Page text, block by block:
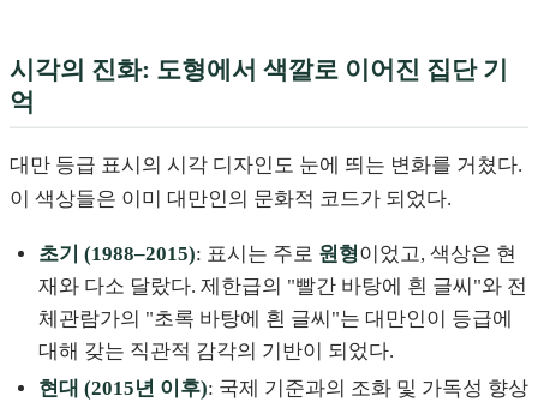
시각의 진화: 도형에서 색깔로 이어진 집단 기
억
대만 등급 표시의 시각 디자인도 눈에 띄는 변화를 거쳤다.
이 색상들은 이미 대만인의 문화적 코드가 되었다.
초기 (1988–2015): 표시는 주로 원형이었고, 색상은 현
재와 다소 달랐다. 제한급의 "빨간 바탕에 흰 글씨"와 전
체관람가의 "초록 바탕에 흰 글씨"는 대만인이 등급에
대해 갖는 직관적 감각의 기반이 되었다.
현대 (2015년 이후): 국제 기준과의 조화 및 가독성 향상